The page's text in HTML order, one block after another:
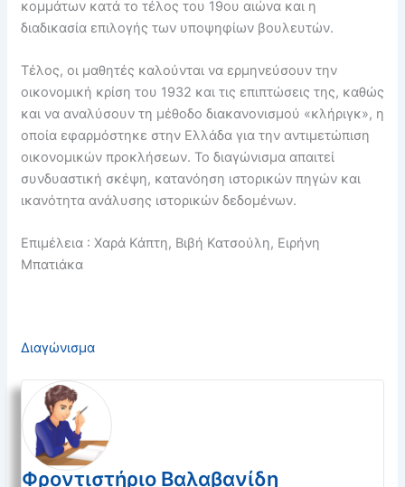
κομμάτων κατά το τέλος του 19ου αιώνα και η
διαδικασία επιλογής των υποψηφίων βουλευτών.
Τέλος, οι μαθητές καλούνται να ερμηνεύσουν την
οικονομική κρίση του 1932 και τις επιπτώσεις της, καθώς
και να αναλύσουν τη μέθοδο διακανονισμού «κλήριγκ», η
οποία εφαρμόστηκε στην Ελλάδα για την αντιμετώπιση
οικονομικών προκλήσεων. Το διαγώνισμα απαιτεί
συνδυαστική σκέψη, κατανόηση ιστορικών πηγών και
ικανότητα ανάλυσης ιστορικών δεδομένων.
Επιμέλεια : Χαρά Κάπτη, Βιβή Κατσούλη, Ειρήνη
Μπατιάκα
Διαγώνισμα
Φροντιστήριο Βαλαβανίδη